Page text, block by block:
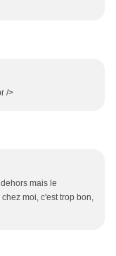
/>
mais le
moi, c'est trop bon,